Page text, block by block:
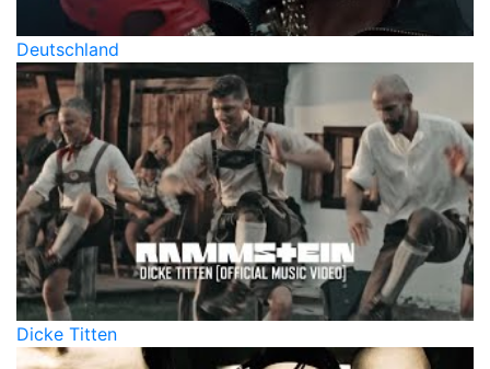
Deutschland
Dicke Titten